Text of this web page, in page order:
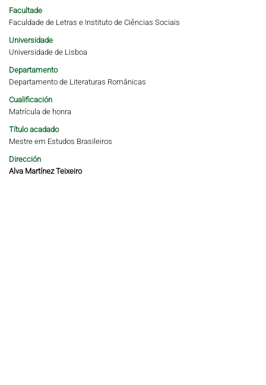
Facultade
Faculdade de Letras e Instituto de Ciências Sociais
Universidade
Universidade de Lisboa
Departamento
Departamento de Literaturas Românicas
Cualificación
Matrícula de honra
Título acadado
Mestre em Estudos Brasileiros
Dirección
Alva Martínez Teixeiro